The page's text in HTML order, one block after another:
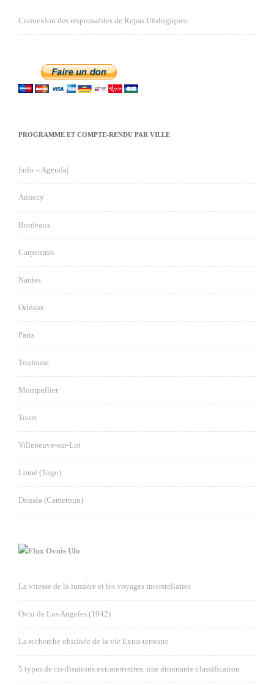
Connexion des responsables de Repas Ufologiques
PROGRAMME ET COMPTE-RENDU PAR VILLE
|info – Agenda|
Annecy
Bordeaux
Carpentras
Nantes
Orléans
Paris
Toulouse
Montpellier
Tours
Villeneuve-sur-Lot
Lomé (Togo)
Douala (Cameroun)
Ovnis Ufo
La vitesse de la lumière et les voyages interstellaires
Ovni de Los Angeles (1942)
La recherche obstinée de la vie Extra-terrestre
5 types de civilisations extraterrestres: une étonnante classification